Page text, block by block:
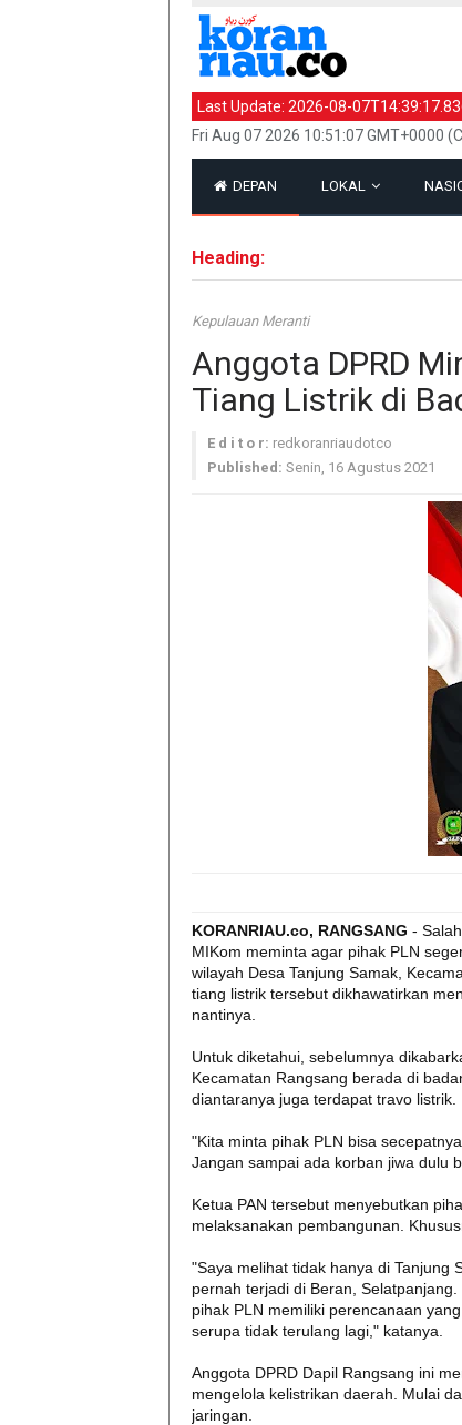
Last Update: 2026-08-
Fri Aug 07 2026 10:51:07 GMT+0000
DEPAN LOKAL
Heading:
Kepulauan Meranti
Anggota DPRD
Tiang Listrik di
E d i t o r: redkoranriaudotco
Published: Senin, 16 Agustus 2021
KORANRIAU.co, RANGSANG -
MIKom meminta agar pihak PLN
wilayah Desa Tanjung Samak,
tiang listrik tersebut dikhawatirkan
nantinya.
Untuk diketahui, sebelumnya
Kecamatan Rangsang berada di
diantaranya juga terdapat travo listrik.
"Kita minta pihak PLN bisa
Jangan sampai ada korban jiwa dulu
Ketua PAN tersebut menyebutkan
melaksanakan pembangunan.
"Saya melihat tidak hanya di Tanjung
pernah terjadi di Beran,
pihak PLN memiliki perencanaan
serupa tidak terulang lagi," katanya.
Anggota DPRD Dapil Rangsang ini
mengelola kelistrikan daerah. Mulai
jaringan.